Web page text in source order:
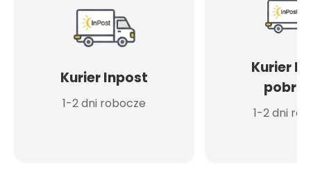
Kurier Inpost
1-2 dni robocze
Kurier
1-2 dni